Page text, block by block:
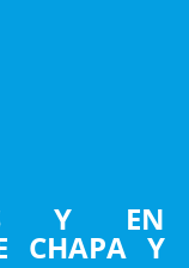
Y EN
CHAPA Y